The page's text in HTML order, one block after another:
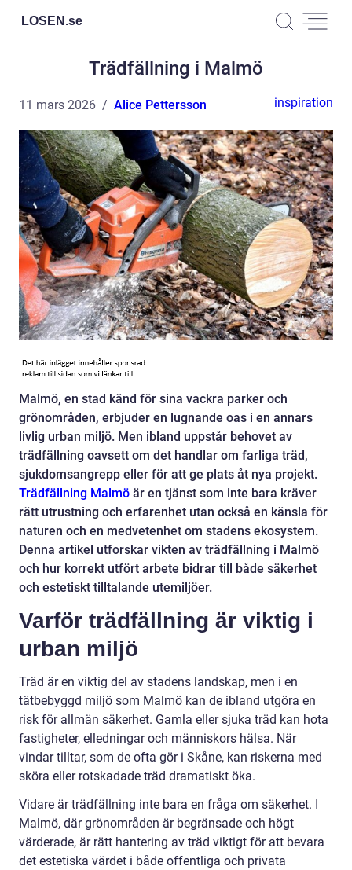
LOSEN.se
Trädfällning i Malmö
11 mars 2026 Alice Pettersson inspiration
Malmö, en stad känd för sina vackra parker och
grönområden, erbjuder en lugnande oas i en annars
livlig urban miljö. Men ibland uppstår behovet av
trädfällning oavsett om det handlar om farliga träd,
sjukdomsangrepp eller för att ge plats åt nya projekt.
Trädfällning Malmö är en tjänst som inte bara kräver
rätt utrustning och erfarenhet utan också en känsla för
naturen och en medvetenhet om stadens ekosystem.
Denna artikel utforskar vikten av trädfällning i Malmö
och hur korrekt utfört arbete bidrar till både säkerhet
och estetiskt tilltalande utemiljöer.
Varför trädfällning är viktig i
urban miljö
Träd är en viktig del av stadens landskap, men i en
tätbebyggd miljö som Malmö kan de ibland utgöra en
risk för allmän säkerhet. Gamla eller sjuka träd kan hota
fastigheter, elledningar och människors hälsa. När
vindar tilltar, som de ofta gör i Skåne, kan riskerna med
sköra eller rotskadade träd dramatiskt öka.
Vidare är trädfällning inte bara en fråga om säkerhet. I
Malmö, där grönområden är begränsade och högt
värderade, är rätt hantering av träd viktigt för att bevara
det estetiska värdet i både offentliga och privata